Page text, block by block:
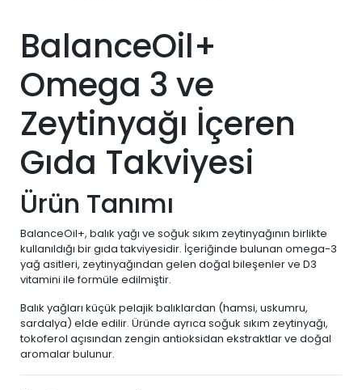
BalanceOil+
Omega 3 ve
Zeytinyağı İçeren
Gıda Takviyesi
Ürün Tanımı
BalanceOil+, balık yağı ve soğuk sıkım zeytinyağının birlikte
kullanıldığı bir gıda takviyesidir. İçeriğinde bulunan omega-3
yağ asitleri, zeytinyağından gelen doğal bileşenler ve D3
vitamini ile formüle edilmiştir.
Balık yağları küçük pelajik balıklardan (hamsi, uskumru,
sardalya) elde edilir. Üründe ayrıca soğuk sıkım zeytinyağı,
tokoferol açısından zengin antioksidan ekstraktlar ve doğal
aromalar bulunur.